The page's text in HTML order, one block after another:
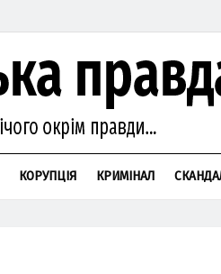
КОРУПЦІЯ КРИМІНАЛ